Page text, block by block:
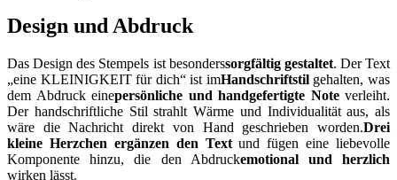
Design und Abdruck
Das Design des Stempels ist besonderssorgfältig gestaltet. Der Text
„eine KLEINIGKEIT für dich“ ist imHandschriftstilgehalten, was
dem Abdruck einepersönliche und handgefertigte Noteverleiht.
Der handschriftliche Stil strahlt Wärme und Individualität aus, als
wäre die Nachricht direkt von Hand geschrieben worden.Drei
kleine Herzchen ergänzen den Textund fügen eine liebevolle
Komponente hinzu, die den Abdruckemotional und herzlich
wirken lässt.